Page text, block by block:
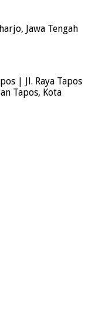
Jawa Tengah
| Jl. Raya Tapos
Tapos, Kota